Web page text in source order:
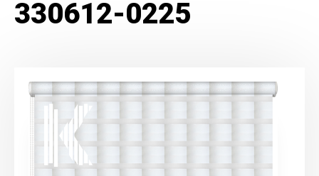
330612-0225